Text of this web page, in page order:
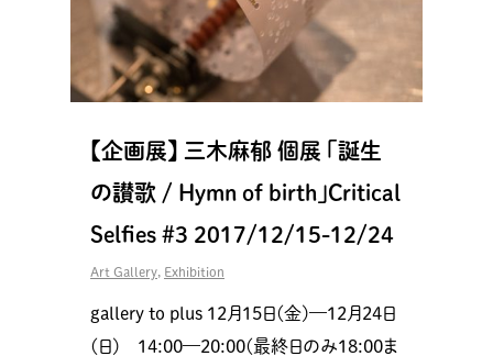
【企画展】 三木麻郁 個展 「誕生
の讃歌 / Hymn of birth」Critical
Selfies #3 2017/12/15-12/24
Art Gallery Exhibition
gallery to plus 12月15日(金)—12月24日
(日) 14:00—20:00(最終日のみ18:00ま